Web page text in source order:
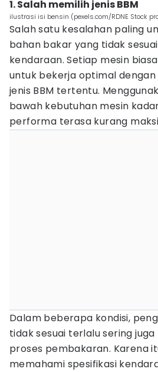
1. Salah memilih jenis BBM
ilustrasi isi bensin (pexels.com/RDNE Stock
Salah satu kesalahan paling
bahan bakar yang tidak
kendaraan. Setiap mesin
untuk bekerja optimal
jenis BBM tertentu.
bawah kebutuhan mesin
performa terasa kurang
Dalam beberapa kondisi,
tidak sesuai terlalu sering
proses pembakaran. Karena
memahami spesifikasi